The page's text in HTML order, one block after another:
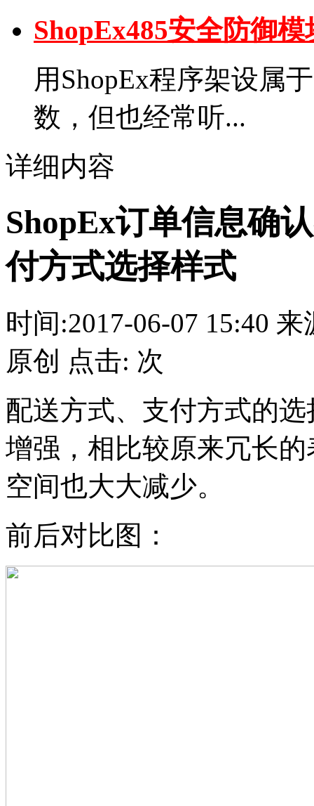
ShopEx485安全防御
用ShopEx程序架设属
数，但也经常听...
详细内容
ShopEx订单信息确
付方式选择样式
时间:2017-06-07 15:40
原创 点击: 次
配送方式、支付方式的
增强，相比较原来冗长
空间也大大减少。
前后对比图：